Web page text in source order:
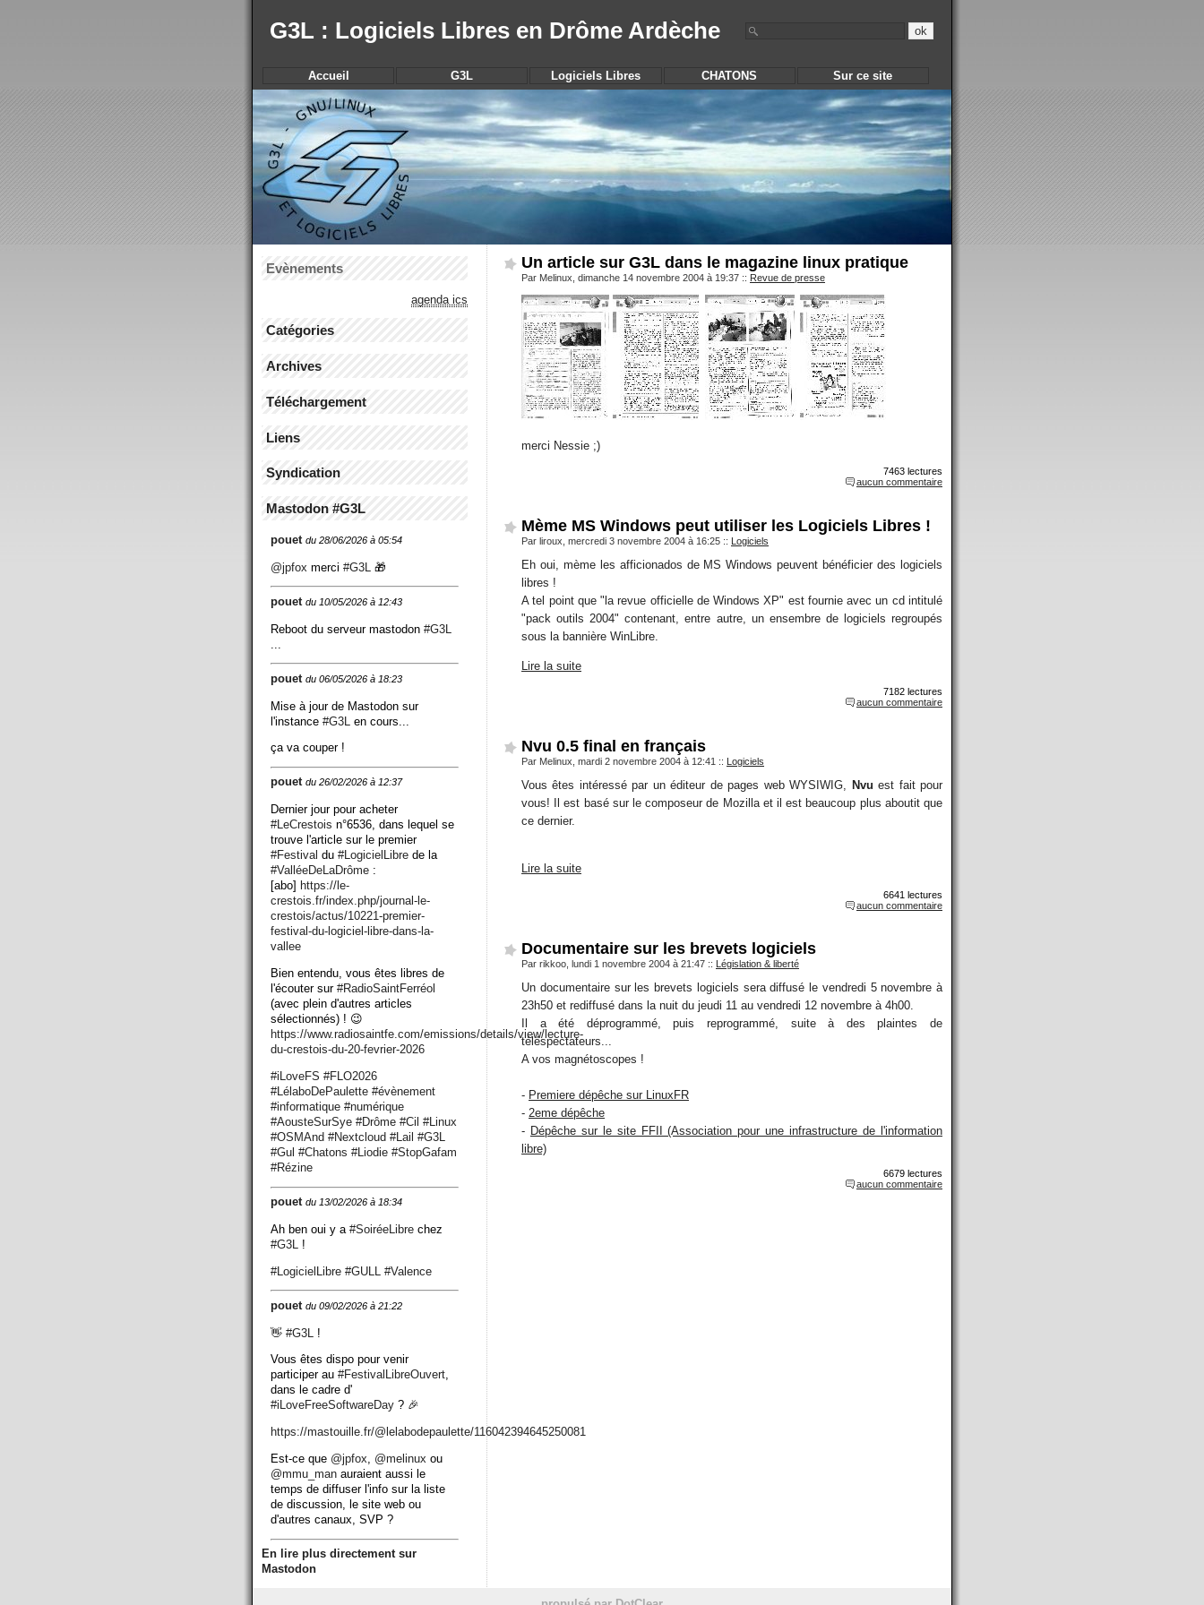
G3L : Logiciels Libres en Drôme Ardèche
Un article sur G3L dans le magazine linux pratique
Par Melinux, dimanche 14 novembre 2004 à 19:37 :: Revue de presse
merci Nessie ;)
7463 lectures
aucun commentaire
Mème MS Windows peut utiliser les Logiciels Libres !
Par liroux, mercredi 3 novembre 2004 à 16:25 :: Logiciels
Eh oui, mème les afficionados de MS Windows peuvent bénéficier des logiciels
libres !
A tel point que "la revue officielle de Windows XP" est fournie avec un cd intitulé
"pack outils 2004" contenant, entre autre, un ensembre de logiciels regroupés
sous la bannière WinLibre.
Lire la suite
7182 lectures
aucun commentaire
Nvu 0.5 final en français
Par Melinux, mardi 2 novembre 2004 à 12:41 :: Logiciels
Vous êtes intéressé par un éditeur de pages web WYSIWIG, Nvu est fait pour
vous! Il est basé sur le composeur de Mozilla et il est beaucoup plus aboutit que
ce dernier.
Lire la suite
6641 lectures
aucun commentaire
Documentaire sur les brevets logiciels
Par rikkoo, lundi 1 novembre 2004 à 21:47 :: Législation & liberté
Un documentaire sur les brevets logiciels sera diffusé le vendredi 5 novembre à
23h50 et rediffusé dans la nuit du jeudi 11 au vendredi 12 novembre à 4h00.
Il a été déprogrammé, puis reprogrammé, suite à des plaintes de
téléspectateurs...
A vos magnétoscopes !
- Premiere dépêche sur LinuxFR
- 2eme dépêche
- Dépêche sur le site FFII (Association pour une infrastructure de l'information
libre)
6679 lectures
aucun commentaire
Accueil G3L Logiciels Libres CHATONS Sur ce site
Evènements
agenda ics
Catégories
Archives
Téléchargement
Liens
Syndication
Mastodon #G3L
pouet du 28/06/2026 à 05:54
@jpfox merci #G3L 🎁
pouet du 10/05/2026 à 12:43
Reboot du serveur mastodon #G3L
pouet du 06/05/2026 à 18:23
Mise à jour de Mastodon sur
l'instance #G3L en cours...
ça va couper !
pouet du 26/02/2026 à 12:37
Dernier jour pour acheter
#LeCrestois n°6536, dans lequel se
trouve l'article sur le premier
#Festival du #LogicielLibre de la
#ValléeDeLaDrôme :
[abo] https:// le-
crestois.fr/index.php/journal-le-
crestois/actus/10221-premier-
festival-du-logiciel-libre-dans-la-
vallee
Bien entendu, vous êtes libres de
l'écouter sur #RadioSaintFerréol
(avec plein d'autres articles
sélectionnés) ! 😉
https://www.radiosaintfe.com/emissions/details/view/lecture-
du-crestois-du-20-fevrier-2026
#iLoveFS #FLO2026
#LélaboDePaulette #évènement
#informatique #numérique
#AousteSurSye #Drôme #Cil #Linux
#OSMAnd #Nextcloud #Lail #G3L
#Gul #Chatons #Liodie #StopGafam
#Rézine
pouet du 13/02/2026 à 18:34
Ah ben oui y a #SoiréeLibre chez
#G3L
!
#LogicielLibre #GULL #Valence
pouet du 09/02/2026 à 21:22
👋 #G3L !
Vous êtes dispo pour venir
participer au #FestivalLibreOuvert,
dans le cadre d'
#iLoveFreeSoftwareDay ? 🎉
https://mastouille.fr/@lelabodepaulette/116042394645250081
Est-ce que @jpfox, @melinux ou
@mmu_man auraient aussi le
temps de diffuser l'info sur la liste
de discussion, le site web ou
d'autres canaux, SVP ?
En lire plus directement sur
Mastodon